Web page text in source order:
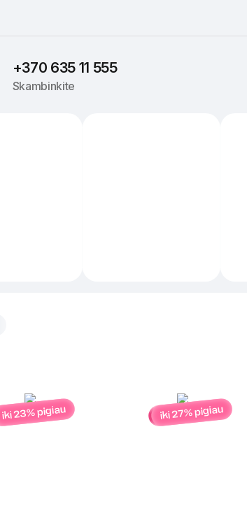
+370 635 11 555
Skambinkite
Apelsinų sultys Cappy
iki 23% pigiau iki 27% pigiau